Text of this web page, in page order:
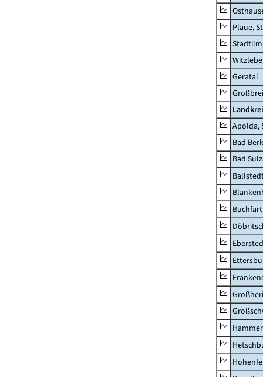
Plaue,
Geratal
Apolda,
Bad
Bad
Buchfart